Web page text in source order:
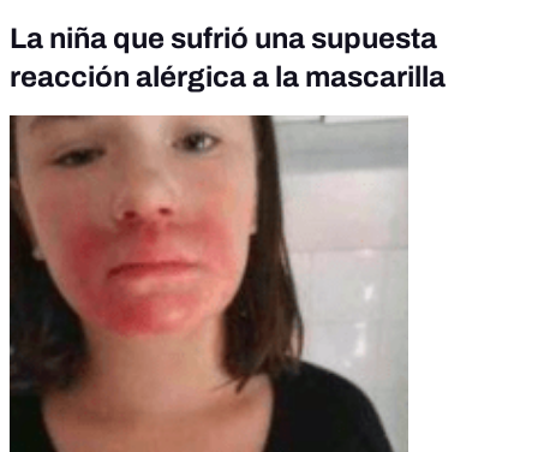
La niña que sufrió una supuesta
reacción alérgica a la mascarilla